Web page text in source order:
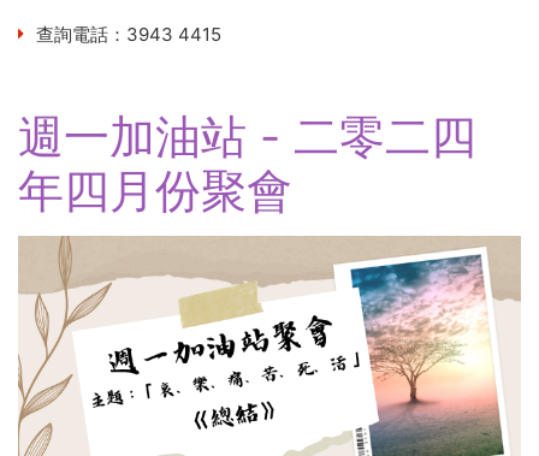
查詢電話：3943 4415
週一加油站 - 二零二四
年四月份聚會